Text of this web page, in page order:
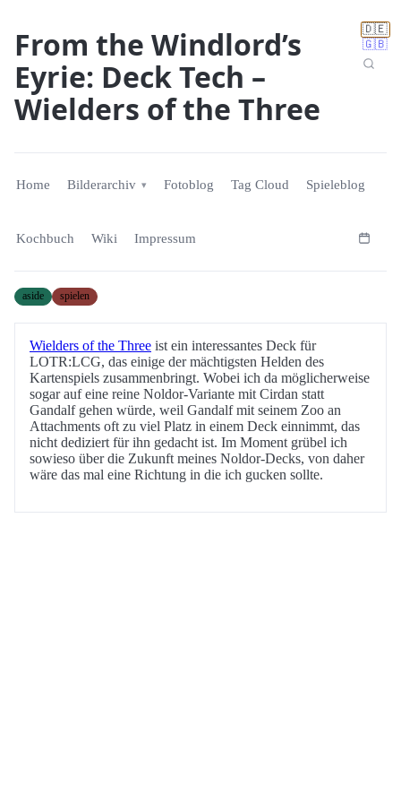
🇩🇪
🇬🇧
From the Windlord’s
Eyrie: Deck Tech –
Wielders of the Three
Home Bilderarchiv Fotoblog Tag Cloud Spieleblog
Kochbuch Wiki Impressum
aside spielen
Wielders of the Three ist ein interessantes Deck für
LOTR:LCG, das einige der mächtigsten Helden des
Kartenspiels zusammenbringt. Wobei ich da möglicherweise
sogar auf eine reine Noldor-Variante mit Cirdan statt
Gandalf gehen würde, weil Gandalf mit seinem Zoo an
Attachments oft zu viel Platz in einem Deck einnimmt, das
nicht dediziert für ihn gedacht ist. Im Moment grübel ich
sowieso über die Zukunft meines Noldor-Decks, von daher
wäre das mal eine Richtung in die ich gucken sollte.